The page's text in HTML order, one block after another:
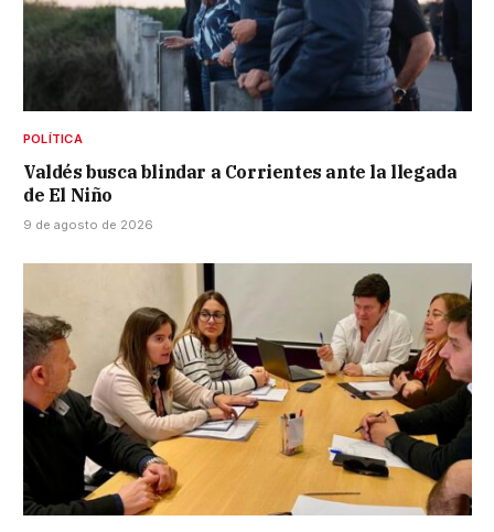
POLÍTICA
Valdés busca blindar a Corrientes ante la llegada
de El Niño
9 de agosto de 2026